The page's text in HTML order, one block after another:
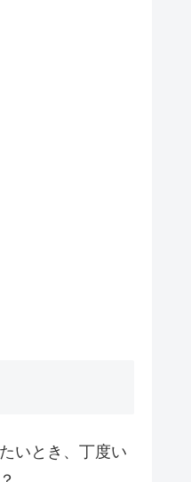
いとき、丁度い